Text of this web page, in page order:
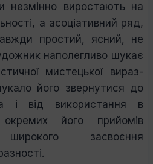
незмінно виростають на
а асоціативний ряд,
простий, ясний, не
наполегливо шукає
мистецької вираз­
його звернутися до
і від вико­ристання в
окремих його прийомів
засвоєння